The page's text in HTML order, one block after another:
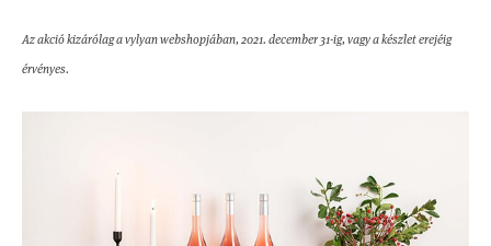
Az akció kizárólag a vylyan webshopjában, 2021. december 31-ig, vagy a készlet erejéig
érvényes.